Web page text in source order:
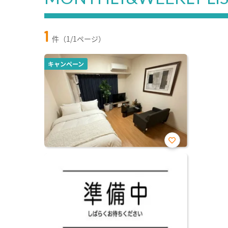
1 件（1/1ページ）
キャンペーン
お気
録